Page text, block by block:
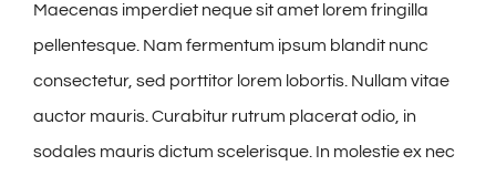
Maecenas imperdiet neque sit amet lorem fringilla
pellentesque. Nam fermentum ipsum blandit nunc
consectetur, sed porttitor lorem lobortis. Nullam vitae
auctor mauris. Curabitur rutrum placerat odio, in
sodales mauris dictum scelerisque. In molestie ex nec